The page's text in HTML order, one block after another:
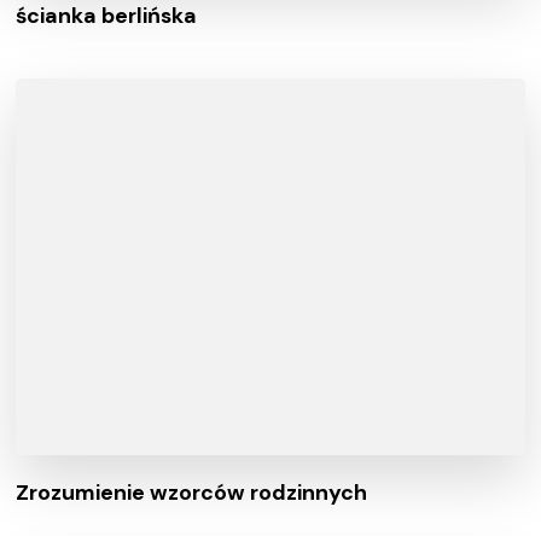
ścianka berlińska
Zrozumienie wzorców rodzinnych